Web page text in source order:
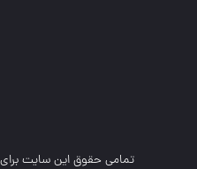
تمامی حقوق این سایت